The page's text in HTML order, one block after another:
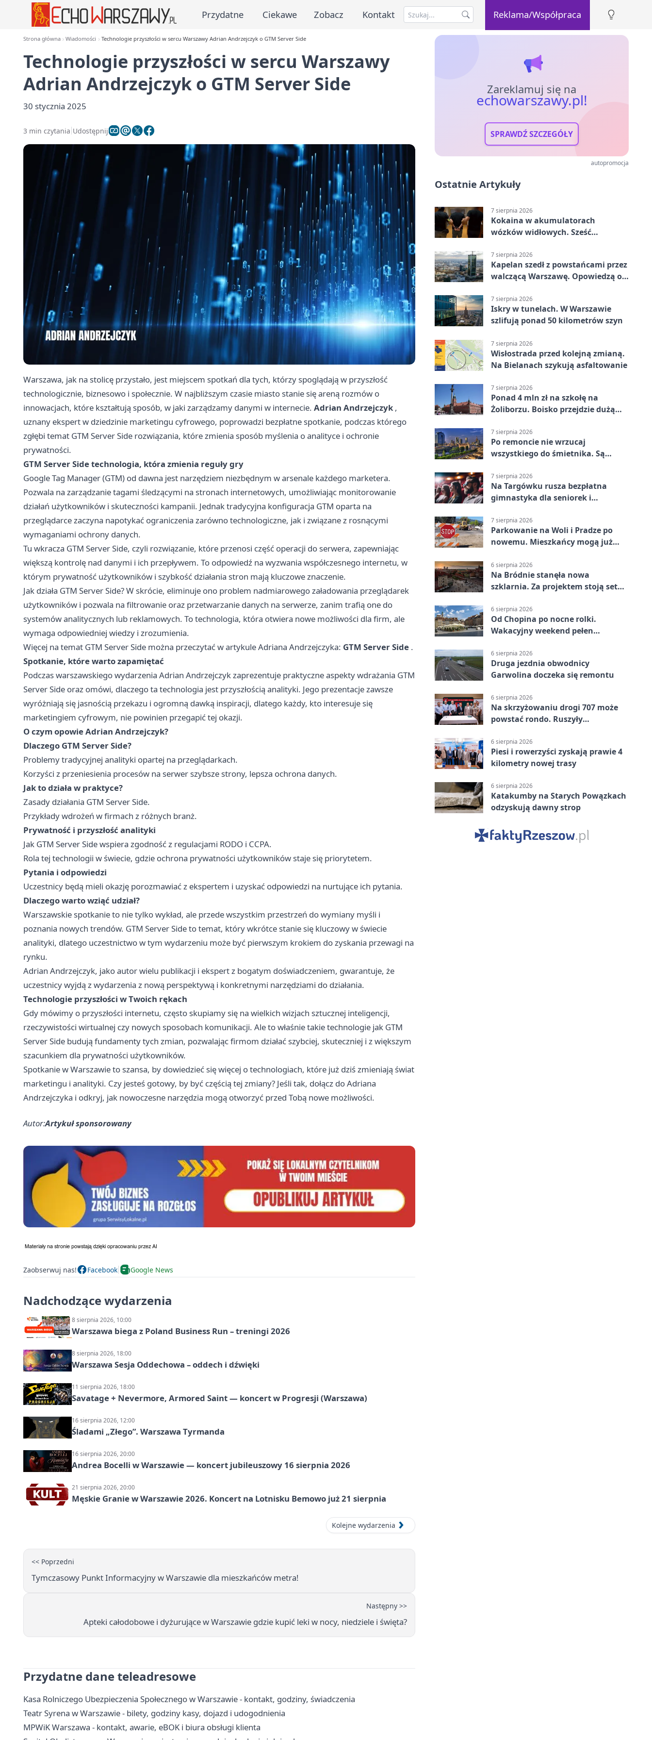
Przydatne Ciekawe Zobacz Kontakt Reklama/Współpraca
Strona główna Wiadomości Technologie przyszłości w sercu Warszawy Adrian Andrzejczyk o GTM Server Side
Technologie przyszłości w sercu Warszawy
Adrian Andrzejczyk o GTM Server Side
30 stycznia 2025
3 min czytania Udostępnij
Warszawa, jak na stolicę przystało, jest miejscem spotkań dla tych, którzy spoglądają w przyszłość
technologicznie, biznesowo i społecznie. W najbliższym czasie miasto stanie się areną rozmów o
innowacjach, które kształtują sposób, w jaki zarządzamy danymi w internecie. Adrian Andrzejczyk ,
uznany ekspert w dziedzinie marketingu cyfrowego, poprowadzi bezpłatne spotkanie, podczas którego
zgłębi temat GTM Server Side rozwiązania, które zmienia sposób myślenia o analityce i ochronie
prywatności.
GTM Server Side technologia, która zmienia reguły gry
Google Tag Manager (GTM) od dawna jest narzędziem niezbędnym w arsenale każdego marketera.
Pozwala na zarządzanie tagami śledzącymi na stronach internetowych, umożliwiając monitorowanie
działań użytkowników i skuteczności kampanii. Jednak tradycyjna konfiguracja GTM oparta na
przeglądarce zaczyna napotykać ograniczenia zarówno technologiczne, jak i związane z rosnącymi
wymaganiami ochrony danych.
Tu wkracza GTM Server Side, czyli rozwiązanie, które przenosi część operacji do serwera, zapewniając
większą kontrolę nad danymi i ich przepływem. To odpowiedź na wyzwania współczesnego internetu, w
którym prywatność użytkowników i szybkość działania stron mają kluczowe znaczenie.
Jak działa GTM Server Side? W skrócie, eliminuje ono problem nadmiarowego załadowania przeglądarek
użytkowników i pozwala na filtrowanie oraz przetwarzanie danych na serwerze, zanim trafią one do
systemów analitycznych lub reklamowych. To technologia, która otwiera nowe możliwości dla firm, ale
wymaga odpowiedniej wiedzy i zrozumienia.
Więcej na temat GTM Server Side można przeczytać w artykule Adriana Andrzejczyka: GTM Server Side .
Spotkanie, które warto zapamiętać
Podczas warszawskiego wydarzenia Adrian Andrzejczyk zaprezentuje praktyczne aspekty wdrażania GTM
Server Side oraz omówi, dlaczego ta technologia jest przyszłością analityki. Jego prezentacje zawsze
wyróżniają się jasnością przekazu i ogromną dawką inspiracji, dlatego każdy, kto interesuje się
marketingiem cyfrowym, nie powinien przegapić tej okazji.
O czym opowie Adrian Andrzejczyk?
Dlaczego GTM Server Side?
Problemy tradycyjnej analityki opartej na przeglądarkach.
Korzyści z przeniesienia procesów na serwer szybsze strony, lepsza ochrona danych.
Jak to działa w praktyce?
Zasady działania GTM Server Side.
Przykłady wdrożeń w firmach z różnych branż.
Prywatność i przyszłość analityki
Jak GTM Server Side wspiera zgodność z regulacjami RODO i CCPA.
Rola tej technologii w świecie, gdzie ochrona prywatności użytkowników staje się priorytetem.
Pytania i odpowiedzi
Uczestnicy będą mieli okazję porozmawiać z ekspertem i uzyskać odpowiedzi na nurtujące ich pytania.
Dlaczego warto wziąć udział?
Warszawskie spotkanie to nie tylko wykład, ale przede wszystkim przestrzeń do wymiany myśli i
poznania nowych trendów. GTM Server Side to temat, który wkrótce stanie się kluczowy w świecie
analityki, dlatego uczestnictwo w tym wydarzeniu może być pierwszym krokiem do zyskania przewagi na
rynku.
Adrian Andrzejczyk, jako autor wielu publikacji i ekspert z bogatym doświadczeniem, gwarantuje, że
uczestnicy wyjdą z wydarzenia z nową perspektywą i konkretnymi narzędziami do działania.
Technologie przyszłości w Twoich rękach
Gdy mówimy o przyszłości internetu, często skupiamy się na wielkich wizjach sztucznej inteligencji,
rzeczywistości wirtualnej czy nowych sposobach komunikacji. Ale to właśnie takie technologie jak GTM
Server Side budują fundamenty tych zmian, pozwalając firmom działać szybciej, skuteczniej i z większym
szacunkiem dla prywatności użytkowników.
Spotkanie w Warszawie to szansa, by dowiedzieć się więcej o technologiach, które już dziś zmieniają świat
marketingu i analityki. Czy jesteś gotowy, by być częścią tej zmiany? Jeśli tak, dołącz do Adriana
Andrzejczyka i odkryj, jak nowoczesne narzędzia mogą otworzyć przed Tobą nowe możliwości.
Autor:Artykuł sponsorowany
Zaobserwuj nas! Facebook Google News
Nadchodzące wydarzenia
8 sierpnia 2026, 10:00
Warszawa biega z Poland Business Run – treningi 2026
8 sierpnia 2026, 18:00
Warszawa Sesja Oddechowa – oddech i dźwięki
11 sierpnia 2026, 18:00
Savatage + Nevermore, Armored Saint — koncert w Progresji (Warszawa)
16 sierpnia 2026, 12:00
Śladami „Złego”. Warszawa Tyrmanda
16 sierpnia 2026, 20:00
Andrea Bocelli w Warszawie — koncert jubileuszowy 16 sierpnia 2026
21 sierpnia 2026, 20:00
Męskie Granie w Warszawie 2026. Koncert na Lotnisku Bemowo już 21 sierpnia
Kolejne wydarzenia
<< Poprzedni
Tymczasowy Punkt Informacyjny w Warszawie dla mieszkańców metra!
Następny >>
Apteki całodobowe i dyżurujące w Warszawie gdzie kupić leki w nocy, niedziele i święta?
Przydatne dane teleadresowe
Kasa Rolniczego Ubezpieczenia Społecznego w Warszawie - kontakt, godziny, świadczenia
Teatr Syrena w Warszawie - bilety, godziny kasy, dojazd i udogodnienia
MPWiK Warszawa - kontakt, awarie, eBOK i biura obsługi klienta
Zareklamuj się na
echowarszawy.pl!
SPRAWDŹ SZCZEGÓŁY
autopromocja
Ostatnie Artykuły
7 sierpnia 2026
Kokaina w akumulatorach
wózków widłowych. Sześć
województwach
7 sierpnia 2026
Kapelan szedł z powstańcami przez
walczącą Warszawę. Opowiedzą o
7 sierpnia 2026
Iskry w tunelach. W Warszawie
szlifują ponad 50 kilometrów szyn
7 sierpnia 2026
Wisłostrada przed kolejną zmianą.
Na Bielanach szykują asfaltowanie
7 sierpnia 2026
Ponad 4 mln zł na szkołę na
Żoliborzu. Boisko przejdzie dużą
7 sierpnia 2026
Po remoncie nie wrzucaj
wszystkiego do śmietnika. Są
7 sierpnia 2026
Na Targówku rusza bezpłatna
gimnastyka dla seniorek i
7 sierpnia 2026
Parkowanie na Woli i Pradze po
nowemu. Mieszkańcy mogą już
6 sierpnia 2026
Na Bródnie stanęła nowa
szklarnia. Za projektem stoją setki
6 sierpnia 2026
Od Chopina po nocne rolki.
Wakacyjny weekend pełen
6 sierpnia 2026
Druga jezdnia obwodnicy
Garwolina doczeka się remontu
6 sierpnia 2026
Na skrzyżowaniu drogi 707 może
powstać rondo. Ruszyły
6 sierpnia 2026
Piesi i rowerzyści zyskają prawie 4
kilometry nowej trasy
6 sierpnia 2026
Katakumby na Starych Powązkach
odzyskują dawny strop